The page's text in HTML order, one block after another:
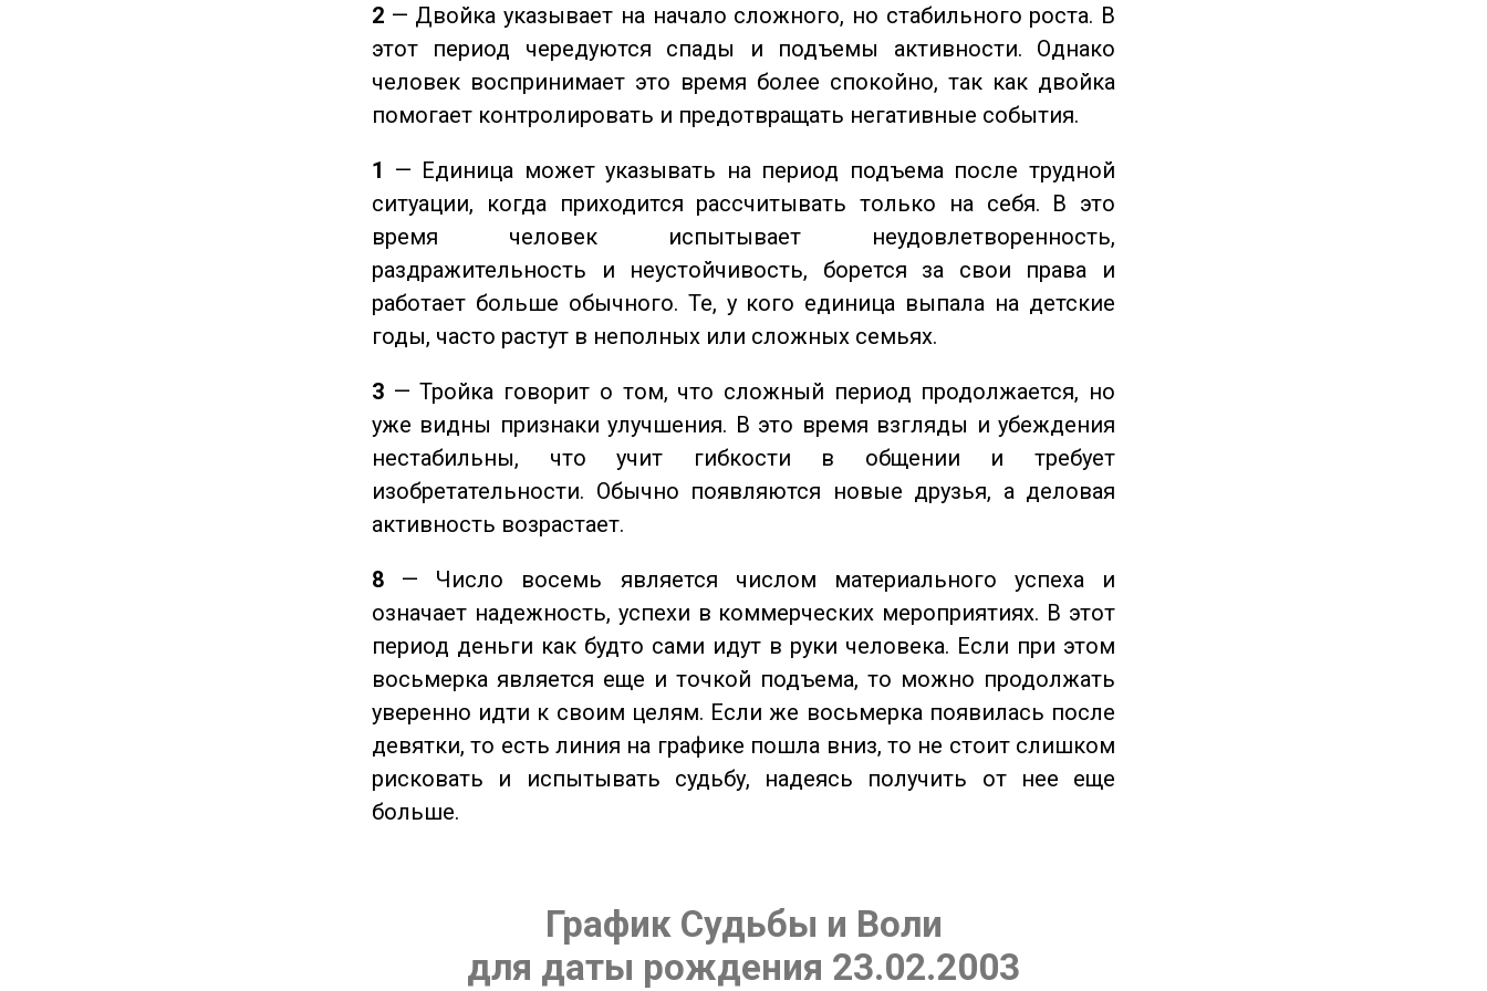
2 — Двойка указывает на начало сложного, но стабильного роста. В
этот период чередуются спады и подъемы активности. Однако
человек воспринимает это время более спокойно, так как двойка
помогает контролировать и предотвращать негативные события.
1 — Единица может указывать на период подъема после трудной
ситуации, когда приходится рассчитывать только на себя. В это
время человек испытывает неудовлетворенность,
раздражительность и неустойчивость, борется за свои права и
работает больше обычного. Те, у кого единица выпала на детские
годы, часто растут в неполных или сложных семьях.
3 — Тройка говорит о том, что сложный период продолжается, но
уже видны признаки улучшения. В это время взгляды и убеждения
нестабильны, что учит гибкости в общении и требует
изобретательности. Обычно появляются новые друзья, а деловая
активность возрастает.
8 — Число восемь является числом материального успеха и
означает надежность, успехи в коммерческих мероприятиях. В этот
период деньги как будто сами идут в руки человека. Если при этом
восьмерка является еще и точкой подъема, то можно продолжать
уверенно идти к своим целям. Если же восьмерка появилась после
девятки, то есть линия на графике пошла вниз, то не стоит слишком
рисковать и испытывать судьбу, надеясь получить от нее еще
больше.
График Судьбы и Воли
для даты рождения 23.02.2003